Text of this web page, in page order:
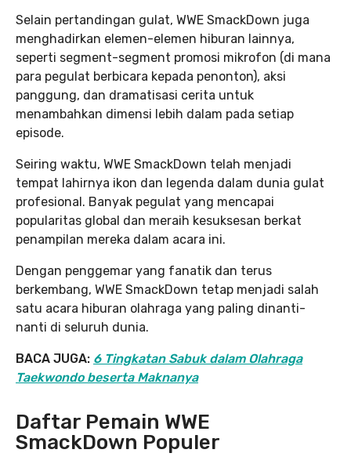
Selain pertandingan gulat, WWE SmackDown juga
menghadirkan elemen-elemen hiburan lainnya,
seperti segment-segment promosi mikrofon (di mana
para pegulat berbicara kepada penonton), aksi
panggung, dan dramatisasi cerita untuk
menambahkan dimensi lebih dalam pada setiap
episode.
Seiring waktu, WWE SmackDown telah menjadi
tempat lahirnya ikon dan legenda dalam dunia gulat
profesional. Banyak pegulat yang mencapai
popularitas global dan meraih kesuksesan berkat
penampilan mereka dalam acara ini.
Dengan penggemar yang fanatik dan terus
berkembang, WWE SmackDown tetap menjadi salah
satu acara hiburan olahraga yang paling dinanti-
nanti di seluruh dunia.
BACA JUGA: 6 Tingkatan Sabuk dalam Olahraga
Taekwondo beserta Maknanya
Daftar Pemain WWE
SmackDown Populer